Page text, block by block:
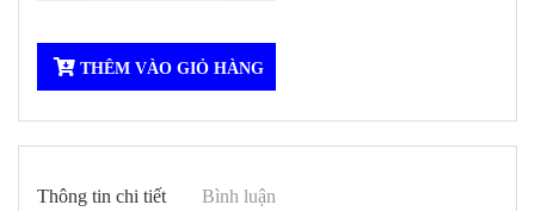
THÊM VÀO GIỎ HÀNG
Thông tin chi tiết Bình luận